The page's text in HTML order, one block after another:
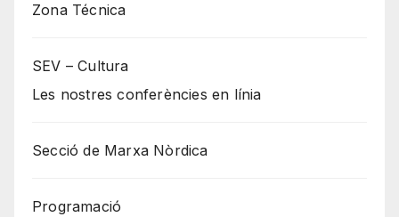
Zona Técnica
SEV – Cultura
Les nostres conferències en línia
Secció de Marxa Nòrdica
Programació